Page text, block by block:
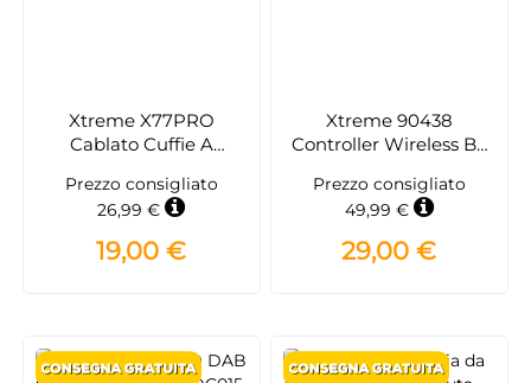
Xtreme X77PRO
Cablato Cuffie A
Nero, Blu
Prezzo consigliato
26,99 €
19,00 €
Xtreme 90438
Controller Wireless BT
Prezzo consigliato
49,99 €
29,00 €